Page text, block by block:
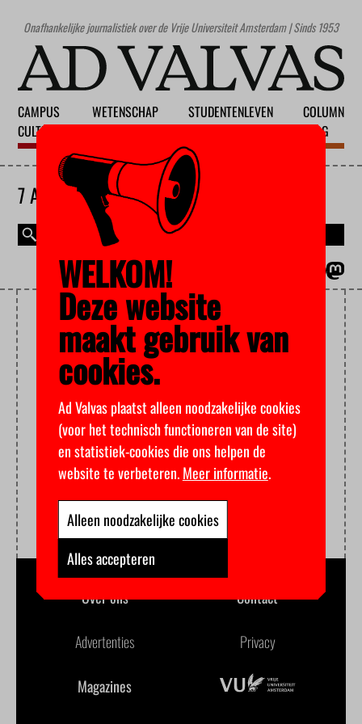
Onafhankelijke journalistiek over de Vrije Universiteit Amsterdam | Sinds 1953
CAMPUS
CULTUUR
WETENSCHAP
STUDENTENLEVEN
COLUMN
BLOG
7 AUGUSTUS 2026
SERIOUS REQUEST
Over ons Contact
Advertenties Privacy
Magazines
WELKOM!
Deze website
maakt gebruik van
cookies.
Ad Valvas plaatst alleen noodzakelijke cookies
(voor het technisch functioneren van de site)
en statistiek-cookies die ons helpen de
website te verbeteren.Meer informatie.
Alleen noodzakelijke cookies
Alles accepteren